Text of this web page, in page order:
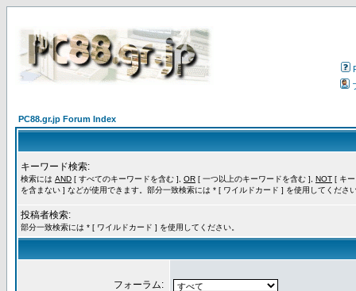
PC88.gr.jp Forum Index
キーワード検索:
検索には AND [ すべてのキーワードを含む ], OR [ 一つ以上のキーワードを含む ], NOT [ キ
を含まない ] などが使用できます。部分一致検索には * [ ワイルドカード ] を使用してくださ
投稿者検索:
部分一致検索には * [ ワイルドカード ] を使用してください。
フォーラム: